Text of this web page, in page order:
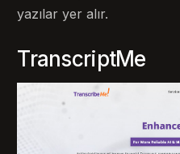
yazılar yer alır.
TranscriptMe